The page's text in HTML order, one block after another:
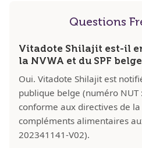
Questions
Vitadote Shilajit est-il
la NVWA et du SPF belge
Oui. Vitadote Shilajit est
publique belge (numéro NUT
conforme aux directives de la
compléments alimentaires
202341141-V02).